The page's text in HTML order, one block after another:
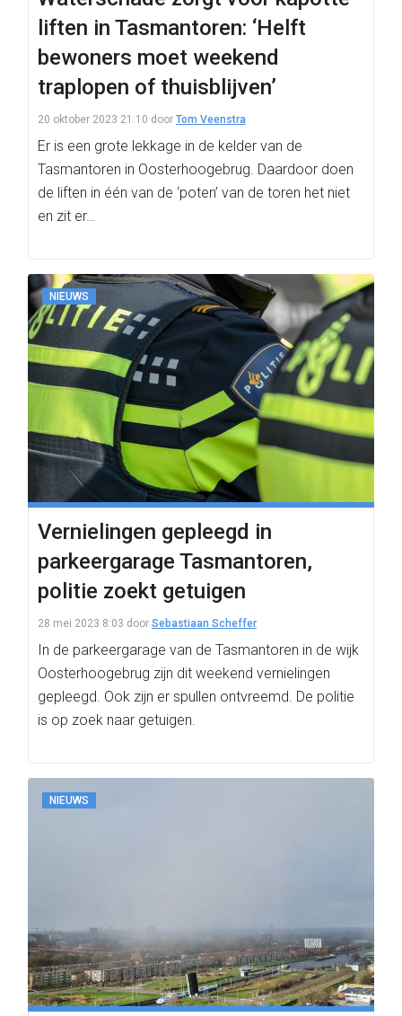
liften in Tasmantoren: ‘Helft
bewoners moet weekend
traplopen of thuisblijven’
20 oktober 2023 21:10 door Tom Veenstra
Er is een grote lekkage in de kelder van de
Tasmantoren in Oosterhoogebrug. Daardoor doen
de liften in één van de ‘poten’ van de toren het niet
en zit er…
NIEUWS
Vernielingen gepleegd in
parkeergarage Tasmantoren,
politie zoekt getuigen
28 mei 2023 8:03 door Sebastiaan Scheffer
In de parkeergarage van de Tasmantoren in de wijk
Oosterhoogebrug zijn dit weekend vernielingen
gepleegd. Ook zijn er spullen ontvreemd. De politie
is op zoek naar getuigen.
NIEUWS